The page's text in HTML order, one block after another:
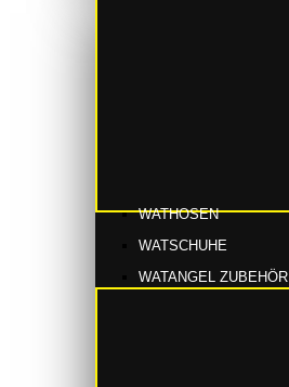
WATHOSEN
WATSCHUHE
WATANGEL ZUBEHÖR